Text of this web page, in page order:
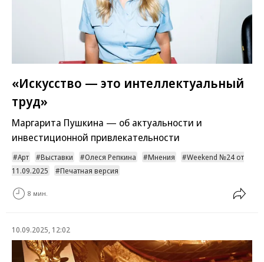
«Искусство — это интеллектуальный
труд»
Маргарита Пушкина — об актуальности и
инвестиционной привлекательности
Арт Выставки Олеся Репкина Мнения
Weekend №24 от
11.09.2025
Печатная версия
8 мин.
10.09.2025, 12:02